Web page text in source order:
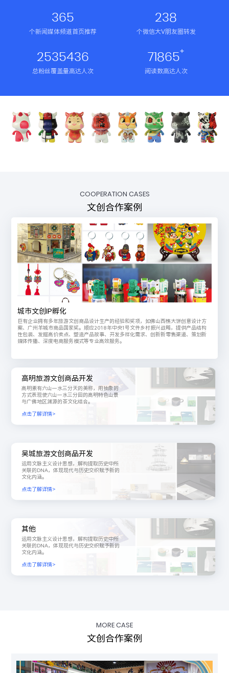
365
个新闻媒体频道首页推荐
238
个微信大V朋友圈转发
2535436
总粉丝覆盖量高达人次
71865+
阅读数高达人次
COOPERATION CASES
文创合作案例
城市文创IP孵化
巨有企业拥有多年旅游文创商品设计生产的经验和奖项，如佛山西樵大饼创意设计方
案、广州羊城市商品国家奖。顺应2018年中央1号文件乡村振兴战略，提供产品结构
性包装、发掘高价卖点、塑造产品故事、开发多样化需求、创新新零售渠道、策划新
媒体传播、深度电商服务模式等专业高效服务。
高明旅游文创商品开发
高明素有六山一水三分天的美称，用抽象的
方式表现使六山一水三分田的高明特色山景
与广佛地区渊源的茶文化结合。
点击了解详情>
吴城旅游文创商品开发
运用文脉主义设计思想，解构提取历史中所
关联的DNA，体现现代与历史交织赋予新的
文化内涵。
点击了解详情>
其他
运用文脉主义设计思想，解构提取历史中所
关联的DNA，体现现代与历史交织赋予新的
文化内涵。
点击了解详情>
MORE CASE
文创合作案例